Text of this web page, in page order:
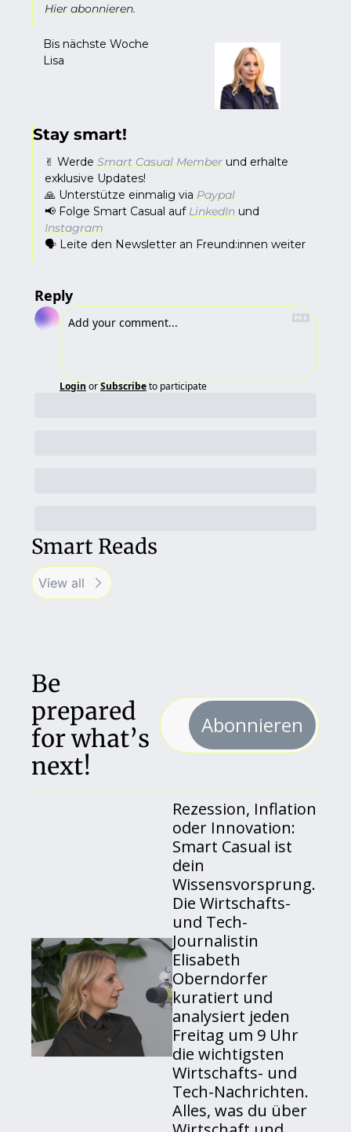
Hier abonnieren.
Bis nächste Woche
Lisa
Stay smart!
✌️ Werde Smart Casual Member​ und erhalte
exklusive Updates!
🙏 Unterstütze einmalig via ​ Paypal
📢 Folge Smart Casual auf ​ LinkedIn ​ und ​
Instagram
🗣️ Leite den Newsletter an Freund:innen weiter
Reply
Login orSubscribeto participate
Smart Reads
View all
Be
prepared
for what’s
next!
Abonnieren
Rezession, Inflation
oder Innovation:
Smart Casual ist
dein
Wissensvorsprung.
Die Wirtschafts-
und Tech-
Journalistin
Elisabeth
Oberndorfer
kuratiert und
analysiert jeden
Freitag um 9 Uhr
die wichtigsten
Wirtschafts- und
Tech-Nachrichten.
Alles, was du über